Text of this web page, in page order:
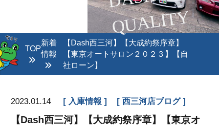
Y
TOP
新着
情報
【Dash西三河】【大成約祭序章】
【東京オートサロン２０２３】【自
社ローン】
2023.01.14 入庫情報 西三河店ブログ
【Dash西三河】【大成約祭序章】【東京オ